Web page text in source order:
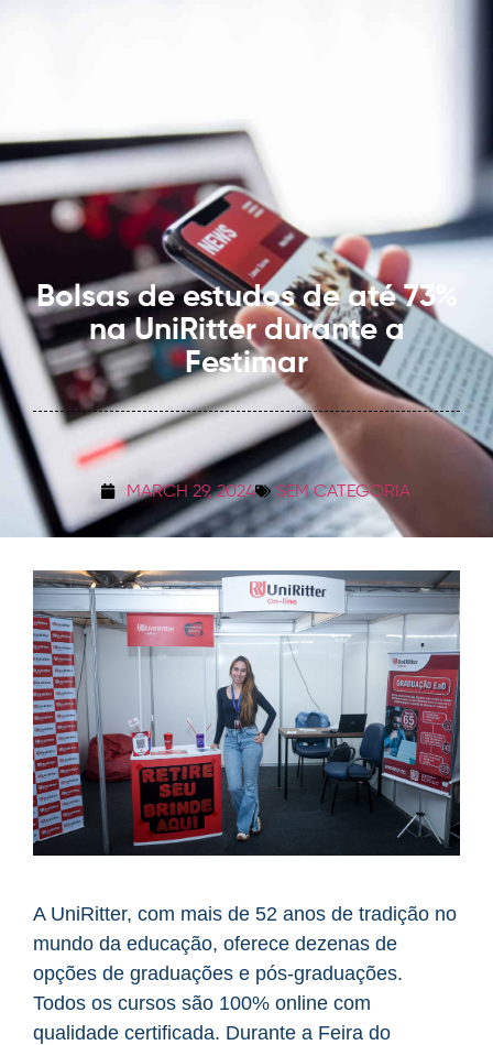
Bolsas de estudos de até 73%
na UniRitter durante a
Festimar
MARCH 29, 2024 SEM CATEGORIA
A UniRitter, com mais de 52 anos de tradição no
mundo da educação, oferece dezenas de
opções de graduações e pós-graduações.
Todos os cursos são 100% online com
qualidade certificada. Durante a Feira do